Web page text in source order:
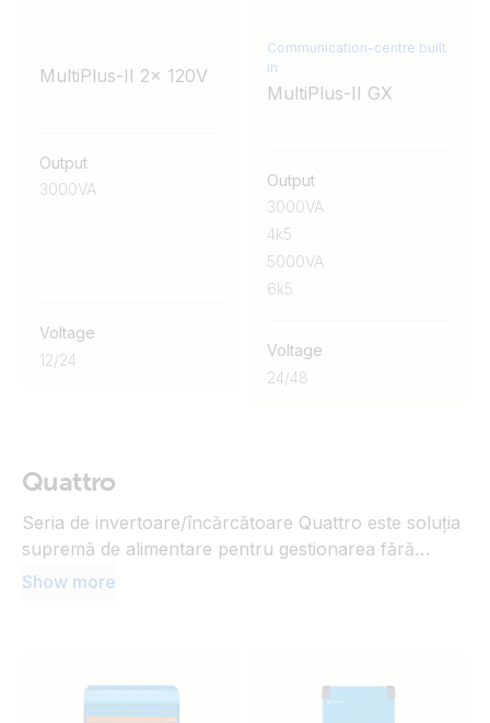
MultiPlus-II 2x 120V
Output
3000VA
Voltage
12/24
Communication-centre built
in
MultiPlus-II GX
Output
3000VA
4k5
5000VA
6k5
Voltage
24/48
Quattro
Seria de invertoare/încărcătoare Quattro este soluția
supremă de alimentare pentru gestionarea fără
întreruperi a energiei. Cu două intrări și două ieșiri de
PowerControl, acestea optimizează puterea
Show more